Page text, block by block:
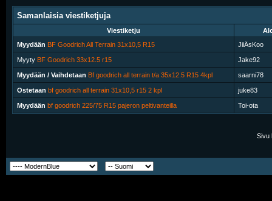
Samanlaisia viestiketjuja
Viestiketju
Myydään BF Goodrich All Terrain 31x10,5 R15 JiiÄsKoo
Myyty BF Goodrich 33x12.5 r15 Jake92
Myydään / Vaihdetaan Bf goodrich all terrain t/a 35x12.5 R15 4kpl saarni78
Ostetaan bf goodrich all terrain 31x10,5 r15 2 kpl juke83
Myydään bf goodrich 225/75 R15 pajeron peltivanteilla Toi-ota
Sivu